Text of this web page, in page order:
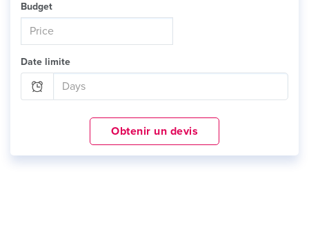
Budget
Date limite
Obtenir un devis